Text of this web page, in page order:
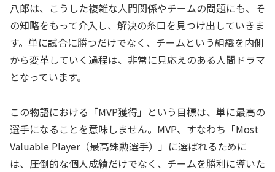
八郎は、こうした複雑な人間関係やチームの問題にも、そ
の知略をもって介入し、解決の糸口を見つけ出していきま
す。単に試合に勝つだけでなく、チームという組織を内側
から変革していく過程は、非常に見応えのある人間ドラマ
となっています。
この物語における「MVP獲得」という目標は、単に最高の
選手になることを意味しません。MVP、すなわち「Most
Valuable Player（最高殊勲選手）」に選ばれるために
は、圧倒的な個人成績だけでなく、チームを勝利に導いた